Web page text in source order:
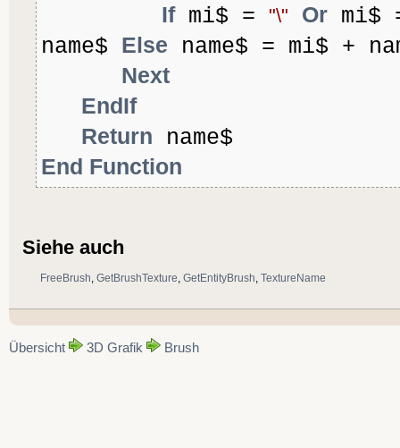
Ifmi$ = "\" Or
name$ Else name$ = mi$ +
Next
EndIf
Return name$
End Function
Siehe auch
FreeBrush GetBrushTexture GetEntityBrush TextureName
Übersicht 3D Grafik Brush